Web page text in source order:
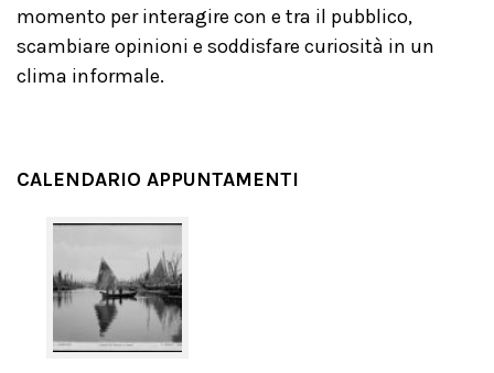
momento per interagire con e tra il pubblico,
scambiare opinioni e soddisfare curiosità in un
clima informale.
CALENDARIO APPUNTAMENTI